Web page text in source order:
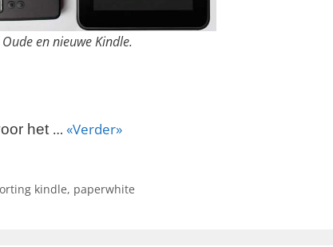
Oude en nieuwe Kindle.
het … «Verder»
kindle, paperwhite